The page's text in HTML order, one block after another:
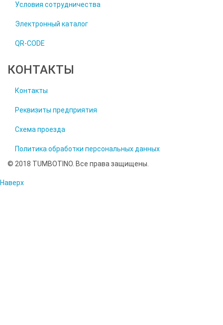
Условия сотрудничества
Электронный каталог
QR-CODE
КОНТАКТЫ
Контакты
Реквизиты предприятия
Схема проезда
Политика обработки персональных данных
© 2018 TUMBOTINO. Все права защищены.
Наверх